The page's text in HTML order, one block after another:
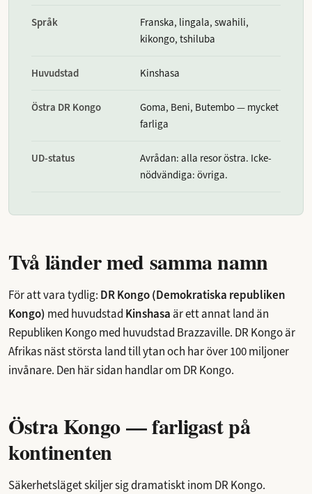
Språk
Franska, lingala, swahili,
kikongo, tshiluba
Huvudstad Kinshasa
Östra DR Kongo
Goma, Beni, Butembo — mycket
farliga
UD-status
Avrådan: alla resor östra. Icke-
nödvändiga: övriga.
Två länder med samma namn
För att vara tydlig: DR Kongo (Demokratiska republiken
Kongo) med huvudstad Kinshasa är ett annat land än
Republiken Kongo med huvudstad Brazzaville. DR Kongo är
Afrikas näst största land till ytan och har över 100 miljoner
invånare. Den här sidan handlar om DR Kongo.
Östra Kongo — farligast på
kontinenten
Säkerhetsläget skiljer sig dramatiskt inom DR Kongo.